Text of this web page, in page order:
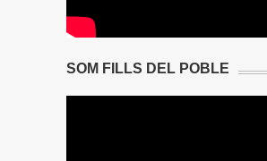
SOM FILLS DEL POBLE